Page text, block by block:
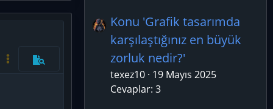
seçenek…
aç/kapat
Daha fazla seçenek…
Önizleme
Konu 'Grafik tasarımda
karşılaştığınız en büyük
zorluk nedir?'
texez10 19 Mayıs 2025
Cevaplar: 3